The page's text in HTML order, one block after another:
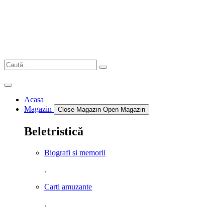
Acasa
Magazin
Close Magazin Open Magazin
Beletristică
Biografi si memorii
.
Carti amuzante
.